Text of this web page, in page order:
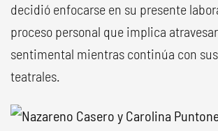
decidió enfocarse en su presente
proceso personal que implica
sentimental mientras continúa con
teatrales.